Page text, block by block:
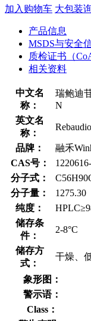
加入购物车 大包装
产品信息
MSDS与安全
质检证书（
相关资料
中文名
称：
瑞鲍迪
N
英文名
称：
品牌：
融禾
CAS号：
分子式：
分子量：
1275.30
纯度：
储存条
件：
2-8°C
储存方
式：
干燥、
象形图：
警示语：
Class：